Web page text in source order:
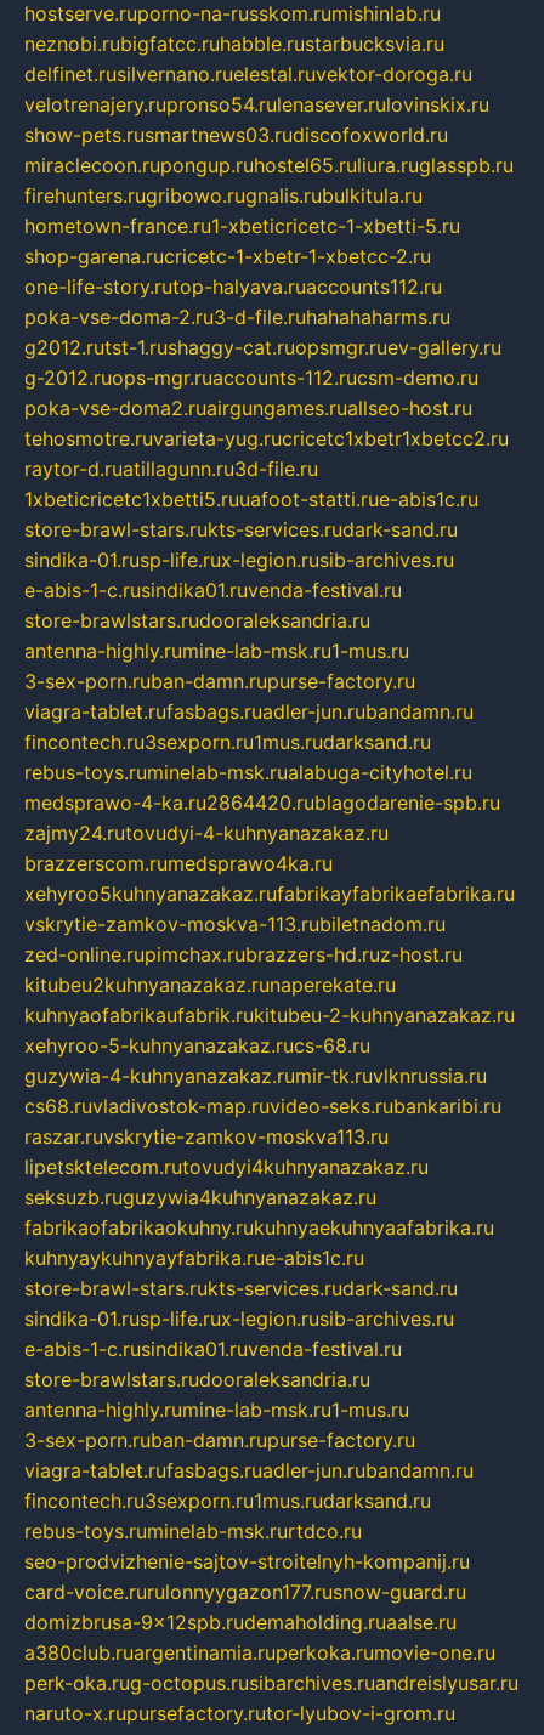
hostserve.ruporno-na-russkom.rumishinlab.ru
neznobi.rubigfatcc.ruhabble.rustarbucksvia.ru
delfinet.rusilvernano.ruelestal.ruvektor-doroga.ru
velotrenajery.rupronso54.rulenasever.rulovinskix.ru
show-pets.rusmartnews03.rudiscofoxworld.ru
miraclecoon.rupongup.ruhostel65.ruliura.ruglasspb.ru
firehunters.rugribowo.rugnalis.rubulkitula.ru
hometown-france.ru1-xbeticricetc-1-xbetti-5.ru
shop-garena.rucricetc-1-xbetr-1-xbetcc-2.ru
one-life-story.rutop-halyava.ruaccounts112.ru
poka-vse-doma-2.ru3-d-file.ruhahahaharms.ru
g2012.rutst-1.rushaggy-cat.ruopsmgr.ruev-gallery.ru
g-2012.ruops-mgr.ruaccounts-112.rucsm-demo.ru
poka-vse-doma2.ruairgungames.ruallseo-host.ru
tehosmotre.ruvarieta-yug.rucricetc1xbetr1xbetcc2.ru
raytor-d.ruatillagunn.ru3d-file.ru
1xbeticricetc1xbetti5.ruuafoot-statti.rue-abis1c.ru
store-brawl-stars.rukts-services.rudark-sand.ru
sindika-01.rusp-life.rux-legion.rusib-archives.ru
e-abis-1-c.rusindika01.ruvenda-festival.ru
store-brawlstars.rudooraleksandria.ru
antenna-highly.rumine-lab-msk.ru1-mus.ru
3-sex-porn.ruban-damn.rupurse-factory.ru
viagra-tablet.rufasbags.ruadler-jun.rubandamn.ru
fincontech.ru3sexporn.ru1mus.rudarksand.ru
rebus-toys.ruminelab-msk.rualabuga-cityhotel.ru
medsprawo-4-ka.ru2864420.rublagodarenie-spb.ru
zajmy24.rutovudyi-4-kuhnyanazakaz.ru
brazzerscom.rumedsprawo4ka.ru
xehyroo5kuhnyanazakaz.rufabrikayfabrikaefabrika.ru
vskrytie-zamkov-moskva-113.rubiletnadom.ru
zed-online.rupimchax.rubrazzers-hd.ruz-host.ru
kitubeu2kuhnyanazakaz.runaperekate.ru
kuhnyaofabrikaufabrik.rukitubeu-2-kuhnyanazakaz.ru
xehyroo-5-kuhnyanazakaz.rucs-68.ru
guzywia-4-kuhnyanazakaz.rumir-tk.ruvlknrussia.ru
cs68.ruvladivostok-map.ruvideo-seks.rubankaribi.ru
raszar.ruvskrytie-zamkov-moskva113.ru
lipetsktelecom.rutovudyi4kuhnyanazakaz.ru
seksuzb.ruguzywia4kuhnyanazakaz.ru
fabrikaofabrikaokuhny.rukuhnyaekuhnyaafabrika.ru
kuhnyaykuhnyayfabrika.rue-abis1c.ru
store-brawl-stars.rukts-services.rudark-sand.ru
sindika-01.rusp-life.rux-legion.rusib-archives.ru
e-abis-1-c.rusindika01.ruvenda-festival.ru
store-brawlstars.rudooraleksandria.ru
antenna-highly.rumine-lab-msk.ru1-mus.ru
3-sex-porn.ruban-damn.rupurse-factory.ru
viagra-tablet.rufasbags.ruadler-jun.rubandamn.ru
fincontech.ru3sexporn.ru1mus.rudarksand.ru
rebus-toys.ruminelab-msk.rurtdco.ru
seo-prodvizhenie-sajtov-stroitelnyh-kompanij.ru
card-voice.rurulonnyygazon177.rusnow-guard.ru
domizbrusa-9x12spb.rudemaholding.ruaalse.ru
a380club.ruargentinamia.ruperkoka.rumovie-one.ru
perk-oka.rug-octopus.rusibarchives.ruandreislyusar.ru
naruto-x.rupursefactory.rutor-lyubov-i-grom.ru